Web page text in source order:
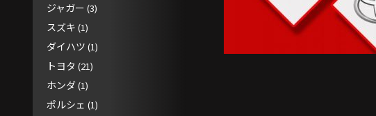
ジャガー (3)
スズキ (1)
ダイハツ (1)
トヨタ (21)
ホンダ (1)
ポルシェ (1)